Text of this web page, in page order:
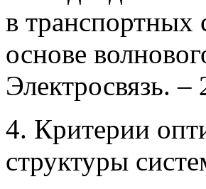
в транспортных
основе
Электросвязь.
4. Критерии
структуры